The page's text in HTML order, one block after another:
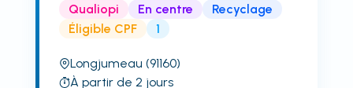
Qualiopi En centre
Recyclage
Éligible CPF
1
Longjumeau (91160)
À partir de 2 jours